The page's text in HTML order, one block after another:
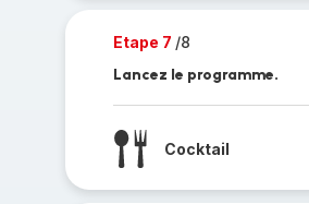
Etape 7 /8
Lancez le programme.
Cocktail